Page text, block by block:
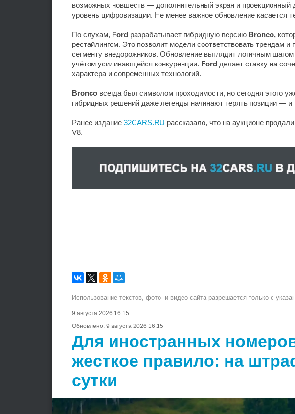
возможных новшеств — дополнительный экран и проекционный
уровень цифровизации. Не менее важное обновление касается
По слухам, Ford разрабатывает гибридную версию Bronco,
рестайлингом. Это позволит модели соответствовать трендам и
сегменту внедорожников. Обновление выглядит логичным
учётом усиливающейся конкуренции. Ford делает ставку на
характера и современных технологий.
Bronco всегда был символом проходимости, но сегодня этого
гибридных решений даже легенды начинают терять позиции — и
Ранее издание 32CARS.RU рассказало, что на аукционе
V8.
Использование текстов, фото- и видео сайта разрешается только с
9 августа 2026 16:15
Обновлено: 9 августа 2026 16:15
Для иностранных
жесткое правило: на
сутки